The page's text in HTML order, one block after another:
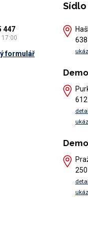
447
17:00
formulář